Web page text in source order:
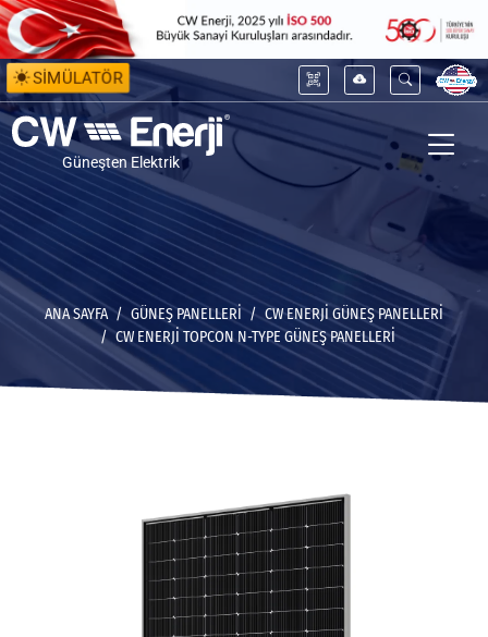
SİMÜLATÖR
Güneşten Elektrik
ANA SAYFA GÜNEŞ PANELLERİ
CW ENERJI GÜNEŞ PANELLERI
CW ENERJI TOPCON N-TYPE GÜNEŞ PANELLERI